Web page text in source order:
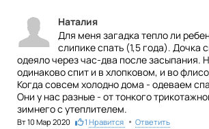
Наталия
Для меня загадка тепло ли
слипике спать (1,5 года). Дочка
одеяло через час-два после засыпания.
одинаково спит и в хлопковом, и во
Когда совсем холодно дома - одеваем
Они у нас разные - от тонкого
зимнего с утеплителем.
Вт 10 Мар 2020 1 Нравится • Ответить